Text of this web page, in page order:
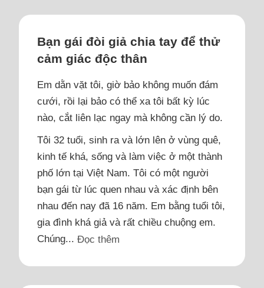
Bạn gái đòi giả chia tay để thử
cảm giác độc thân
Em dằn vặt tôi, giờ bảo không muốn đám
cưới, rồi lại bảo có thể xa tôi bất kỳ lúc
nào, cắt liên lạc ngay mà không cần lý do.
Tôi 32 tuổi, sinh ra và lớn lên ở vùng quê,
kinh tế khá, sống và làm việc ở một thành
phố lớn tại Việt Nam. Tôi có một người
bạn gái từ lúc quen nhau và xác định bên
nhau đến nay đã 16 năm. Em bằng tuổi tôi,
gia đình khá giả và rất chiều chuộng em.
Chúng...Đọc thêm